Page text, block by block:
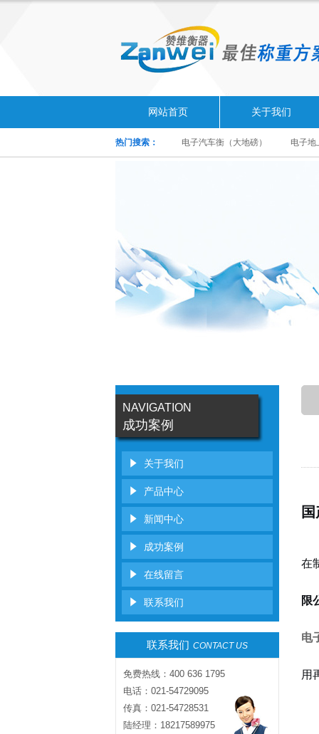
网站首页 关于我们
热门搜索： 电子汽车衡（大地磅） 电子地
NAVIGATION
成功案例
关于我们
产品中心
新闻中心
成功案例
在线留言
联系我们
联系我们 CONTACT US
免费热线：400 636 1795
电话：021-54729095
传真：021-54728531
陆经理：18217589975
在
限
电
用